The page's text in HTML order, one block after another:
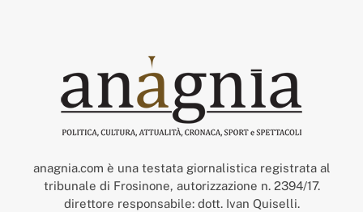
anagnia.com è una testata giornalistica registrata al
tribunale di Frosinone, autorizzazione n. 2394/17.
direttore responsabile: dott. Ivan Quiselli.